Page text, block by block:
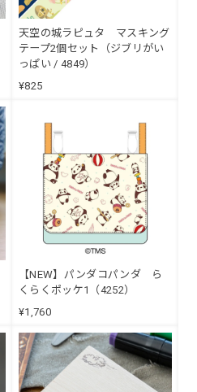
天空の城ラピュタ マスキング
テープ2個セット（ジブリがい
っぱい / 4849）
¥825
【NEW】パンダコパンダ ら
くらくポッケ1（4252）
¥1,760